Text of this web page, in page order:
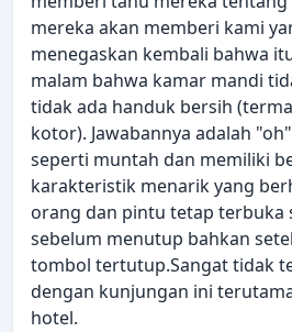
mereka akan memberi kami
menegaskan kembali bahwa
malam bahwa kamar mandi
tidak ada handuk bersih
kotor). Jawabannya adalah
seperti muntah dan memiliki
karakteristik menarik yang
orang dan pintu tetap terbuka
sebelum menutup bahkan
tombol tertutup.Sangat tidak
dengan kunjungan ini
hotel.